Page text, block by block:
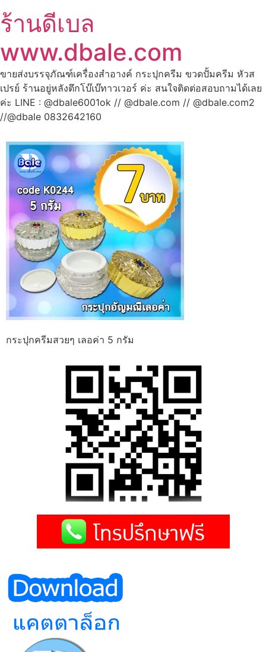
ร้านดีเบล
www.dbale.com
ขายส่งบรรจุภัณฑ์เครื่องสำอางค์ กระปุกครีม ขวดปั้มครีม หัวส
เปรย์ ร้านอยู่หลังตึกโบ๊เบ๊ทาวเวอร์ ค่ะ สนใจติดต่อสอบถามได้เลย
ค่ะ LINE : @dbale6001ok // @dbale.com // @dbale.com2
//@dbale 0832642160
กระปุกครีมสวยๆ เลอค่า 5 กรัม